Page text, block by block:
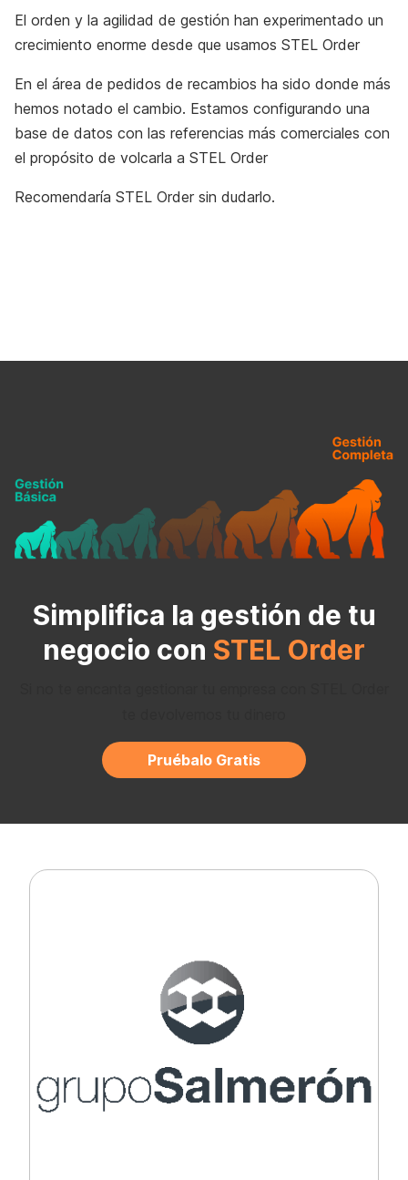
El orden y la agilidad de gestión han experimentado un
crecimiento enorme desde que usamos STEL Order
En el área de pedidos de recambios ha sido donde más
hemos notado el cambio. Estamos configurando una
base de datos con las referencias más comerciales con
el propósito de volcarla a STEL Order
Recomendaría STEL Order sin dudarlo.
Simplifica la gestión de tu
negocio con STEL Order
Pruébalo Gratis